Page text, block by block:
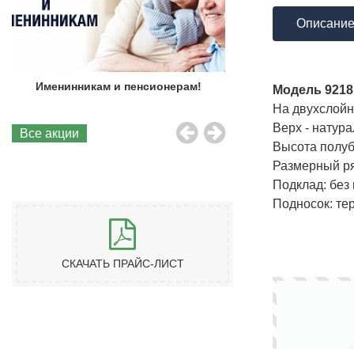
Именинникам и пенсионерам! Бесплатная
Все акции
СКАЧАТЬ ПРАЙС-ЛИСТ
Описание
Модель 9218
На
Верх -
Высота
Размерный
Подклад: без
Подносок: